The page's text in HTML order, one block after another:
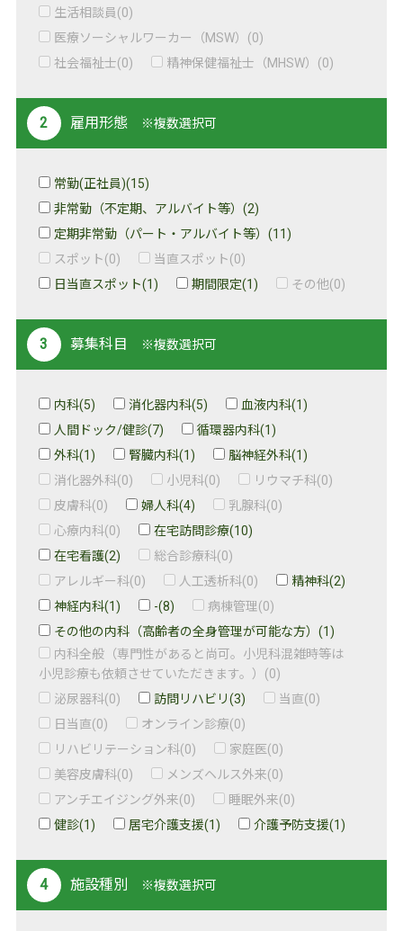
生活相談員(0)
医療ソーシャルワーカー（MSW） (0)
社会福祉士(0) 精神保健福祉士（MHSW） (0)
雇用形態 ※複数選択可
常勤(正社員)(15)
非常勤（不定期、アルバイト等） (2)
定期非常勤（パート・アルバイト等） (11)
スポット(0) 当直スポット(0)
日当直スポット(1) 期間限定(1) その他(0)
募集科目 ※複数選択可
内科(5) 消化器内科(5) 血液内科(1)
人間ドック/健診(7) 循環器内科(1)
外科(1) 腎臓内科(1) 脳神経外科(1)
消化器外科(0) 小児科(0) リウマチ科(0)
皮膚科(0) 婦人科(4) 乳腺科(0)
心療内科(0) 在宅訪問診療(10)
在宅看護(2) 総合診療科(0)
アレルギー科(0) 人工透析科(0) 精神科(2)
神経内科(1) -(8) 病棟管理(0)
その他の内科（高齢者の全身管理が可能な方） (1)
内科全般（専門性があると尚可。小児科混雑時等は
小児診療も依頼させていただきます。） (0)
泌尿器科(0) 訪問リハビリ(3) 当直(0)
日当直(0) オンライン診療(0)
リハビリテーション科(0) 家庭医(0)
美容皮膚科(0) メンズヘルス外来(0)
アンチエイジング外来(0) 睡眠外来(0)
健診(1) 居宅介護支援(1) 介護予防支援(1)
施設種別 ※複数選択可